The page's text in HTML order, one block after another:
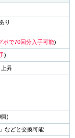
り
ボで70回分入手可能)
)
上昇
)
などと交換可能